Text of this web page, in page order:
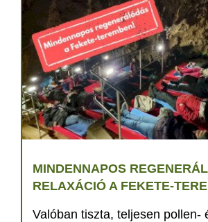
MINDENNAPOS
RELAXÁCIÓ A FEKETE-
Valóban tiszta, teljesen pollen-